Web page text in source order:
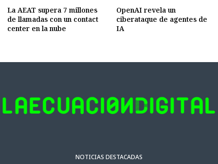
La AEAT supera 7 millones
de llamadas con un contact
center en la nube
OpenAI revela un
ciberataque de agentes de
IA
NOTICIAS DESTACADAS